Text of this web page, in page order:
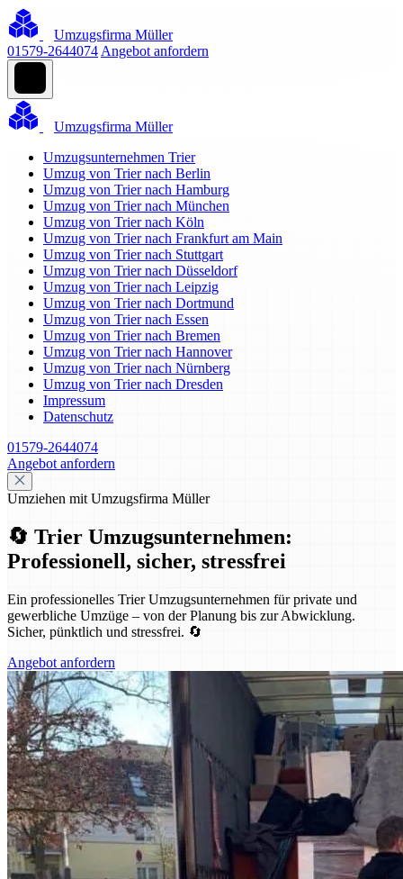
Umzugsfirma Müller
01579-2644074 Angebot anfordern
Umzugsfirma Müller
Umzugsunternehmen Trier
Umzug von Trier nach Berlin
Umzug von Trier nach Hamburg
Umzug von Trier nach München
Umzug von Trier nach Köln
Umzug von Trier nach Frankfurt am Main
Umzug von Trier nach Stuttgart
Umzug von Trier nach Düsseldorf
Umzug von Trier nach Leipzig
Umzug von Trier nach Dortmund
Umzug von Trier nach Essen
Umzug von Trier nach Bremen
Umzug von Trier nach Hannover
Umzug von Trier nach Nürnberg
Umzug von Trier nach Dresden
Impressum
Datenschutz
01579-2644074
Angebot anfordern
Umziehen mit Umzugsfirma Müller
🔄 Trier Umzugsunternehmen:
Professionell, sicher, stressfrei
Ein professionelles Trier Umzugsunternehmen für private und
gewerbliche Umzüge – von der Planung bis zur Abwicklung.
Sicher, pünktlich und stressfrei. 🔄
Angebot anfordern